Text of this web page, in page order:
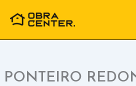
para
conteúdo
PONTEIRO